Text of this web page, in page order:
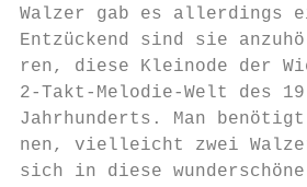
Walzer gab es allerdings
Entzückend sind sie
ren, diese Kleinode der
2-Takt-Melodie-Welt
Jahrhunderts. Man
nen, vielleicht zwei
sich in diese